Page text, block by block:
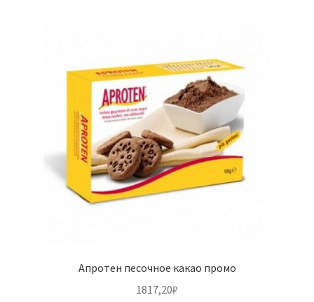
Апротен песочное какао промо
1817,20₽